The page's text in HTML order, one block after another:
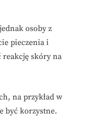
osoby z
pieczenia i
reakcję skóry na
na przykład w
być korzystne.